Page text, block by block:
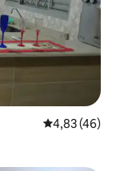
Évaluation
4,83 (46)